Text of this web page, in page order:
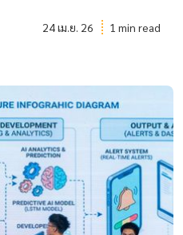
24 เม.ย. 26 1 min read